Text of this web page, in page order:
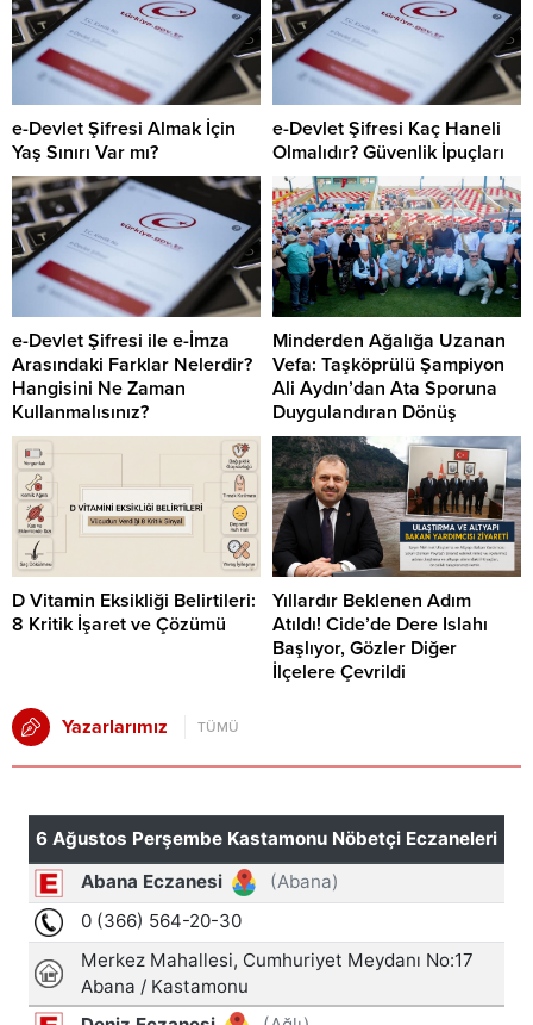
e-Devlet Şifresi Almak İçin
Yaş Sınırı Var mı?
e-Devlet Şifresi Kaç Haneli
Olmalıdır? Güvenlik İpuçları
e-Devlet Şifresi ile e-İmza
Arasındaki Farklar Nelerdir?
Hangisini Ne Zaman
Kullanmalısınız?
Minderden Ağalığa Uzanan
Vefa: Taşköprülü Şampiyon
Ali Aydın’dan Ata Sporuna
Duygulandıran Dönüş
D Vitamin Eksikliği Belirtileri:
8 Kritik İşaret ve Çözümü
Yıllardır Beklenen Adım
Atıldı! Cide’de Dere Islahı
Başlıyor, Gözler Diğer
İlçelere Çevrildi
Yazarlarımız TÜMÜ